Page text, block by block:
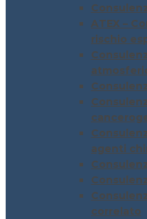
ATEX –
rischio
agenti
correlato